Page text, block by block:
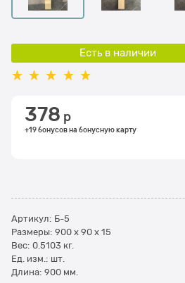
Есть в наличии
378 р
+19 бонусов на бонусную карту
Артикул: Б-5
Размеры: 900 x 90 x 15
Вес: 0.5103 кг.
Ед. изм.: шт.
Длина: 900 мм.